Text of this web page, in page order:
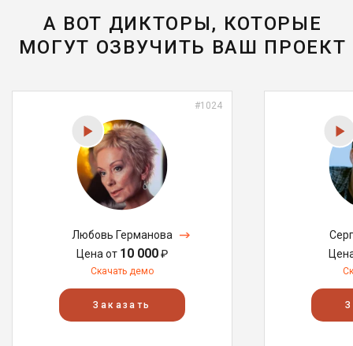
А ВОТ ДИКТОРЫ, КОТОРЫЕ
МОГУТ ОЗВУЧИТЬ ВАШ ПРОЕКТ
#1024
Любовь Германова
Цена от 10 000₽
Скачать демо
Заказать